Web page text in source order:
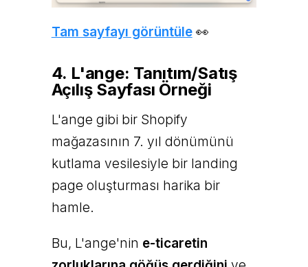
Tam sayfayı görüntüle👀
4. L'ange: Tanıtım/Satış
Açılış Sayfası Örneği
L'ange gibi bir Shopify
mağazasının 7. yıl dönümünü
kutlama vesilesiyle bir landing
page oluşturması harika bir
hamle.
Bu, L'ange'nin e-ticaretin